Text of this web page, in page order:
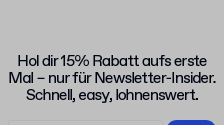
Hol dir 15% Rabatt aufs erste
Mal – nur für Newsletter-Insider.
Schnell, easy, lohnenswert.